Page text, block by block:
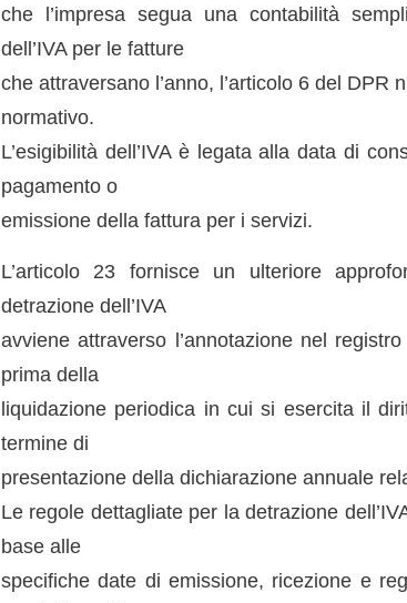
che l’impresa segua una contabilità
dell’IVA per le fatture
che attraversano l’anno, l’articolo 6 del
normativo.
L’esigibilità dell’IVA è legata alla data di
pagamento o
emissione della fattura per i servizi.
L’articolo 23 fornisce un ulteriore
detrazione dell’IVA
avviene attraverso l’annotazione nel
prima della
liquidazione periodica in cui si esercita il
termine di
presentazione della dichiarazione annuale
Le regole dettagliate per la detrazione
base alle
specifiche date di emissione, ricezione e